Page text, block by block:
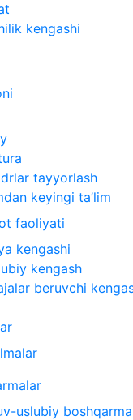
kengashi
tayyorlash
keyingi ta’lim
faoliyati
kengashi
kengash
beruvchi
uslubiy boshqarma